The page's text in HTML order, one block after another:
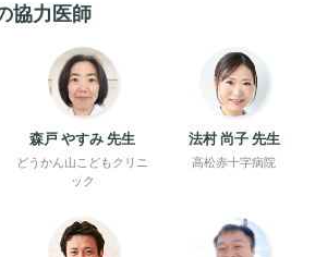
協力医師
森戸 やすみ 先生
どうかん山こどもクリニ
ック
法村 尚子 先生
高松赤十字病院